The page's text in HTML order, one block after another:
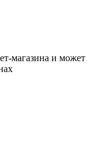
магазина и может